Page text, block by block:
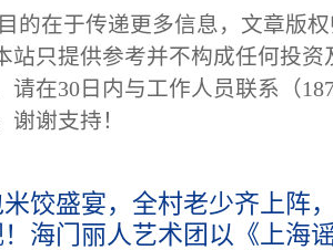
的在于传递更多信息，文章版
站只提供参考并不构成任何投
请在30日内与工作人员联系（
谢支持！
饺盛宴，全村老少齐上阵
海门丽人艺术团以《上海